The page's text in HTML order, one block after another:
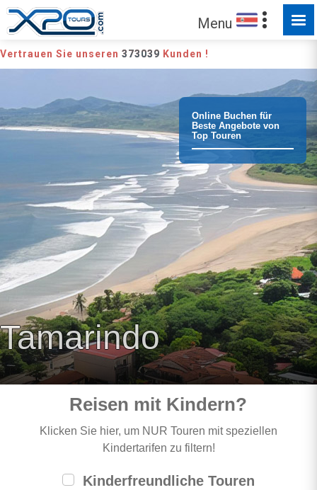
Menu
Vertrauen Sie unseren 373039 Kunden !
Online Buchen für
Beste Angebote von
Top Touren
Tamarindo
Reisen mit Kindern?
Klicken Sie hier, um NUR Touren mit speziellen
Kindertarifen zu filtern!
Kinderfreundliche Touren